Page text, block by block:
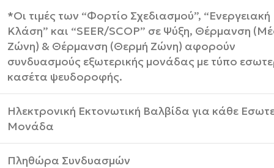
*Οι τιμές των “Φορτίο Σχεδιασμού”, “Ενεργειακή
Κλάση” και “SEER/SCOP” σε Ψύξη, Θέρμανση
Ζώνη) & Θέρμανση (Θερμή Ζώνη) αφορούν
συνδυασμούς εξωτερικής μονάδας με τύπο
κασέτα ψευδοροφής.
Hλεκτρονική Eκτονωτική Bαλβίδα για κάθε
Mονάδα
Πληθώρα Συνδυασμών